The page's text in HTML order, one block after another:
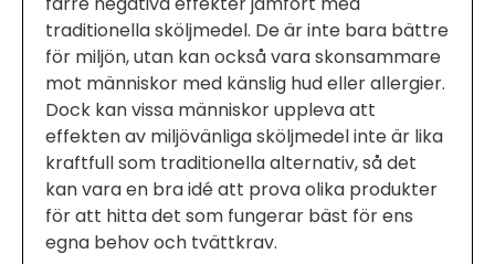
traditionella sköljmedel. De är inte bara bättre
för miljön, utan kan också vara skonsammare
mot människor med känslig hud eller allergier.
Dock kan vissa människor uppleva att
effekten av miljövänliga sköljmedel inte är lika
kraftfull som traditionella alternativ, så det
kan vara en bra idé att prova olika produkter
för att hitta det som fungerar bäst för ens
egna behov och tvättkrav.